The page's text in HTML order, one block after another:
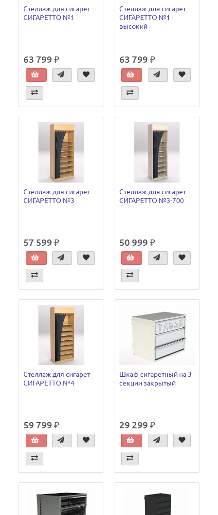
Стеллаж для сигарет
СИГАРЕТТО №1
63 799 ₽
Стеллаж для сигарет
СИГАРЕТТО №1
высокий
63 799 ₽
Стеллаж для сигарет
СИГАРЕТТО №3
57 599 ₽
Стеллаж для сигарет
СИГАРЕТТО №3-700
50 999 ₽
Стеллаж для сигарет
СИГАРЕТТО №4
59 799 ₽
Шкаф сигаретный на 3
секции закрытый
29 299 ₽